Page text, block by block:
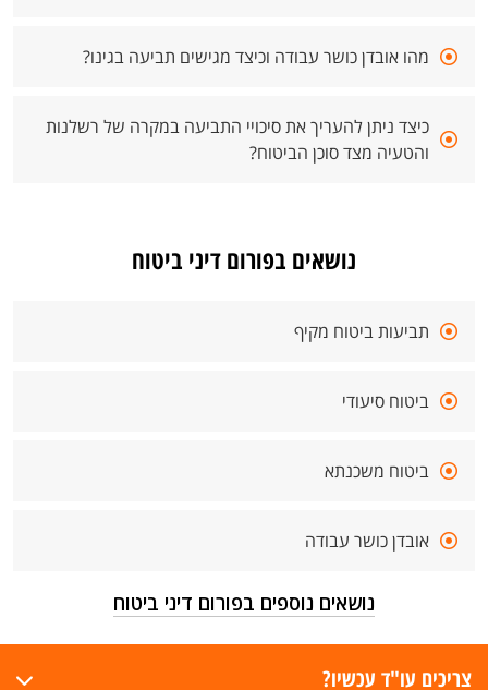
מהו אובדן כושר עבודה וכיצד מגישים תביעה בגינו?
כיצד ניתן להעריך את סיכויי התביעה במקרה של רשלנות
והטעיה מצד סוכן הביטוח?
נושאים בפורום דיני ביטוח
תביעות ביטוח מקיף
ביטוח סיעודי
ביטוח משכנתא
אובדן כושר עבודה
נושאים נוספים בפורום דיני ביטוח
צריכים עו"ד עכשיו?